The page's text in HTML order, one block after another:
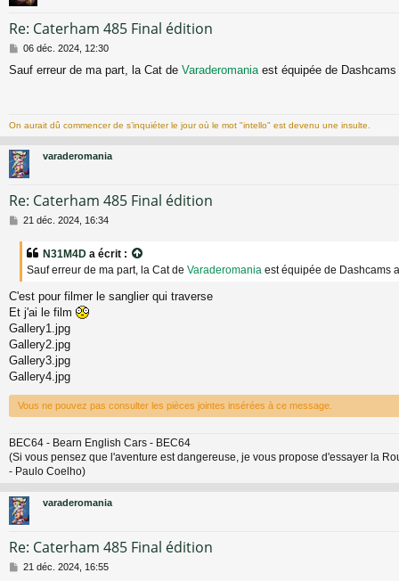
Re: Caterham 485 Final édition
M
s
e
06 déc. 2024, 12:30
Sauf erreur de ma part, la Cat de Varaderomaniaest équipée de Dashcams
On aurait dû commencer de s’inquiéter le jour où le mot "intello" est devenu une insulte.
varaderomania
Re: Caterham 485 Final édition
M
e
21 déc. 2024, 16:34
N31M4D a écrit :
Sauf erreur de ma part, la Cat de Varaderomania est équipée de Dashcams
C'est pour filmer le sanglier qui traverse
Et j'ai le film
Gallery1.jpg
Gallery2.jpg
Gallery3.jpg
Gallery4.jpg
Vous ne pouvez pas consulter les pièces jointes insérées à ce message.
BEC64 - Bearn English Cars - BEC64
(Si vous pensez que l'aventure est dangereuse, je vous propose d'essayer la
- Paulo Coelho)
varaderomania
Re: Caterham 485 Final édition
M
21 déc. 2024, 16:55